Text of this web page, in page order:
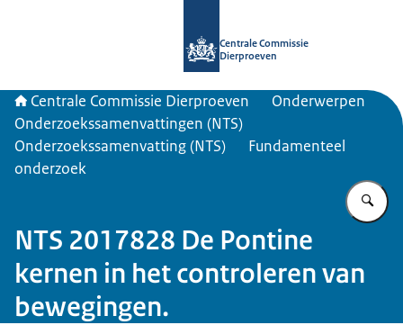
Centrale Commissie
Dierproeven
Centrale Commissie Dierproeven
Onderwerpen
Onderzoekssamenvattingen (NTS)
Onderzoekssamenvatting (NTS)
Fundamenteel
onderzoek
NTS 2017828 De Pontine
kernen in het controleren van
bewegingen.